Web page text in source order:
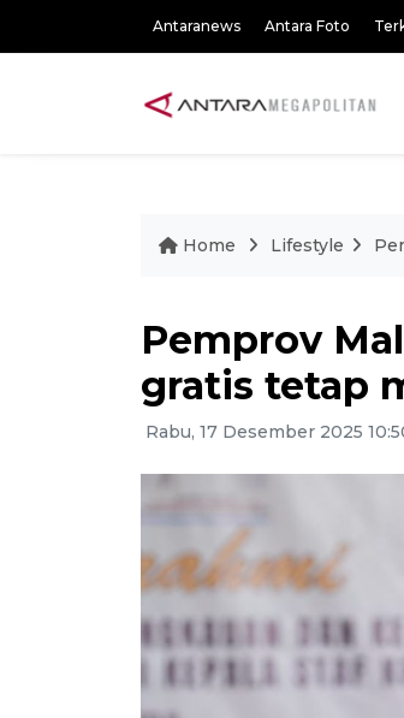
Antaranews Antara Foto
Home Lifestyle
Pemprov
gratis tetap
Rabu, 17 Desember 2025